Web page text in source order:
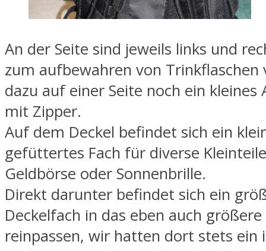
An der Seite sind jeweils links und
zum aufbewahren von Trinkflaschen
dazu auf einer Seite noch ein kleines
mit Zipper.
Auf dem Deckel befindet sich ein
gefüttertes Fach für diverse
Geldbörse oder Sonnenbrille.
Direkt darunter befindet sich ein
Deckelfach in das eben auch
reinpassen, wir hatten dort stets ein